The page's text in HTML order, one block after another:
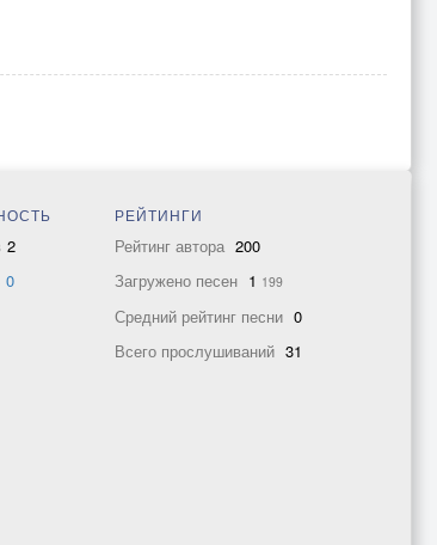
2
0
РЕЙТИНГИ
Рейтинг автора 200
Загружено песен 1 199
Средний рейтинг песни 0
Всего прослушиваний 31